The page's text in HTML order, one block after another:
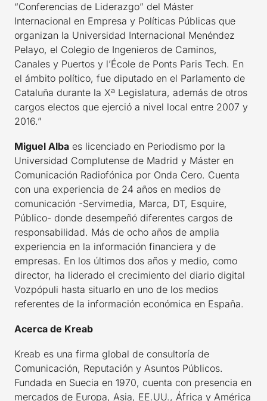
“Conferencias de Liderazgo” del Máster
Internacional en Empresa y Políticas Públicas que
organizan la Universidad Internacional Menéndez
Pelayo, el Colegio de Ingenieros de Caminos,
Canales y Puertos y l’École de Ponts Paris Tech. En
el ámbito político, fue diputado en el Parlamento de
Cataluña durante la Xª Legislatura, además de otros
cargos electos que ejerció a nivel local entre 2007 y
2016.”
Miguel Alba es licenciado en Periodismo por la
Universidad Complutense de Madrid y Máster en
Comunicación Radiofónica por Onda Cero. Cuenta
con una experiencia de 24 años en medios de
comunicación -Servimedia, Marca, DT, Esquire,
Público- donde desempeñó diferentes cargos de
responsabilidad. Más de ocho años de amplia
experiencia en la información financiera y de
empresas. En los últimos dos años y medio, como
director, ha liderado el crecimiento del diario digital
Vozpópuli hasta situarlo en uno de los medios
referentes de la información económica en España.
Acerca de Kreab
Kreab es una firma global de consultoría de
Comunicación, Reputación y Asuntos Públicos.
Fundada en Suecia en 1970, cuenta con presencia en
mercados de Europa, Asia, EE.UU., África y América